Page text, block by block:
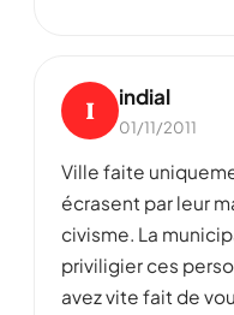
I indial
01/11/2011
Ville faite
écrasent par leur
civisme. La
priviligier ces
avez vite fait de